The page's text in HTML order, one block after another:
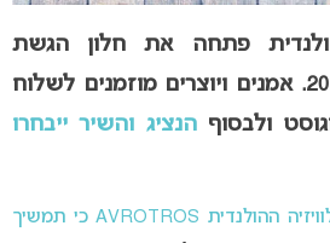
פתחה את חלון הגשת
השירים לאירוויזיון 2026. אמנים ויוצרים מוזמנים לשלוח
הנציג והשיר ייבחרו
לאחר שהודיעה רשת הטלוויזיה ההולנדית AVROTROS כי תמשיך